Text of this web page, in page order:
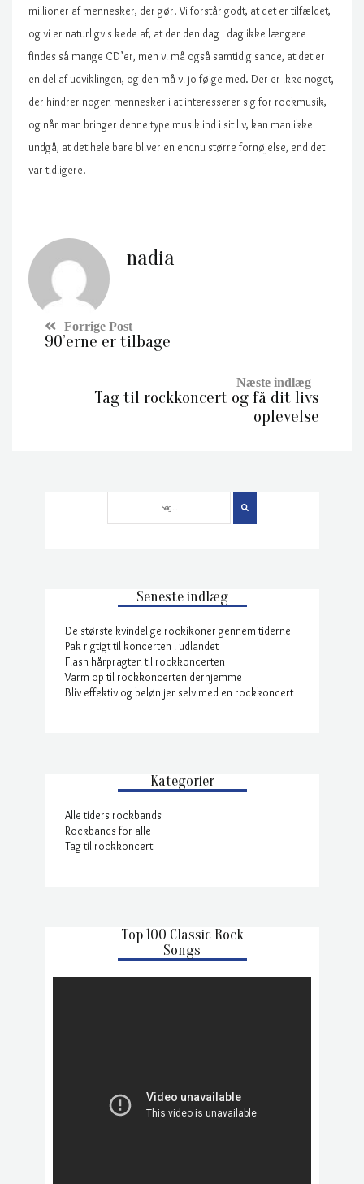
millioner af mennesker, der gør. Vi forstår godt, at det er tilfældet,
og vi er naturligvis kede af, at der den dag i dag ikke længere
findes så mange CD’er, men vi må også samtidig sande, at det er
en del af udviklingen, og den må vi jo følge med. Der er ikke noget,
der hindrer nogen mennesker i at interesserer sig for rockmusik,
og når man bringer denne type musik ind i sit liv, kan man ikke
undgå, at det hele bare bliver en endnu større fornøjelse, end det
var tidligere.
nadia
90’erne er tilbage
Tag til rockkoncert og få dit livs
oplevelse
Seneste indlæg
De største kvindelige rockikoner gennem tiderne
Pak rigtigt til koncerten i udlandet
Flash hårpragten til rockkoncerten
Varm op til rockkoncerten derhjemme
Bliv effektiv og beløn jer selv med en rockkoncert
Kategorier
Alle tiders rockbands
Rockbands for alle
Tag til rockkoncert
Top 100 Classic Rock
Songs